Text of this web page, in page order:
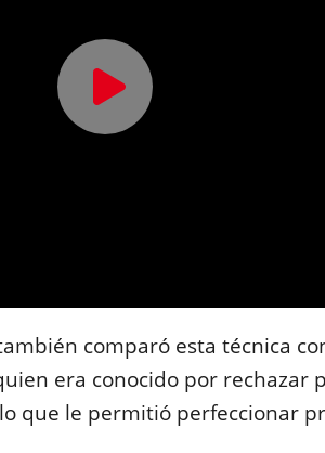
comparó esta técnica
era conocido por rechazar
que le permitió perfeccionar